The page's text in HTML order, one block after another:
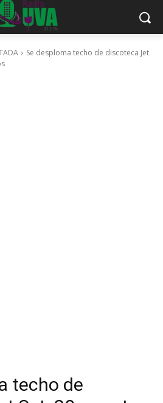
Se desploma techo de discoteca Jet
techo de